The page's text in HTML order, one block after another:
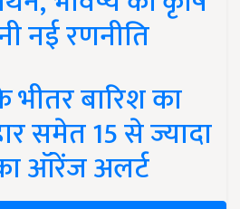
नई रणनीति
बारिश का
समेत 15 से ज्यादा
ऑरेंज अलर्ट